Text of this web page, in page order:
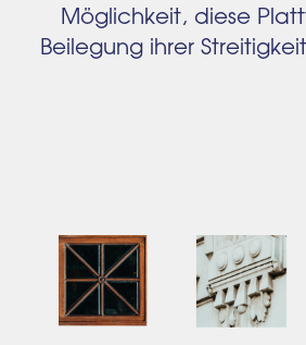
Möglichkeit, diese
Beilegung ihrer